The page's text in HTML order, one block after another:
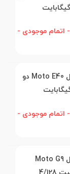
- اتمام موجودی -
گوشی موبایل موتورولا مدل Moto E40 دو
- اتمام موجودی -
گوشی موبایل موتورولا مدل Moto G9